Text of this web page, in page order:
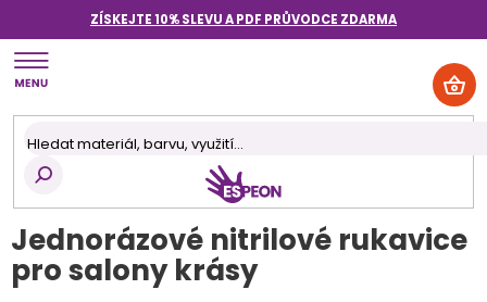
obsah
ZÍSKEJTE 10% SLEVU A PDF PRŮVODCE ZDARMA
Jednorázové nitrilové rukavice
pro salony krásy